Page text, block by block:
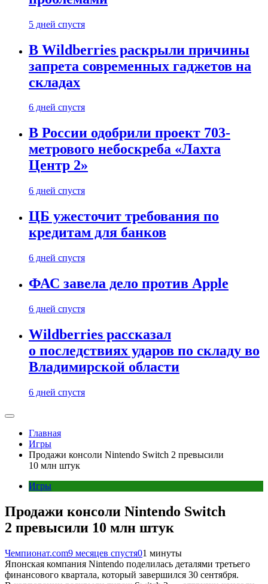
5 дней спустя
В Wildberries раскрыли причины
запрета современных гаджетов на
складах
6 дней спустя
В России одобрили проект 703-
метрового небоскреба «Лахта
Центр 2»
6 дней спустя
ЦБ ужесточит требования по
кредитам для банков
6 дней спустя
ФАС завела дело против Apple
6 дней спустя
Wildberries рассказал
о последствиях ударов по складу во
Владимирской области
6 дней спустя
Главная
Игры
Продажи консоли Nintendo Switch 2 превысили
10 млн штук
Игры
Продажи консоли Nintendo Switch
2 превысили 10 млн штук
Чемпионат.com9 месяцев спустя01 минуты
Японская компания Nintendo поделилась деталями третьего
финансового квартала, который завершился 30 сентября.